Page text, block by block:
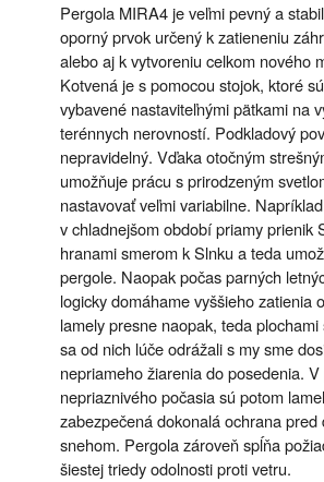
Pergola MIRA4 je veľmi pevný a
oporný prvok určený k zatieneniu
alebo aj k vytvoreniu celkom nového
Kotvená je s pomocou stojok, ktoré
vybavené nastaviteľnými pätkami na
terénnych nerovností. Podkladový
nepravidelný. Vďaka otočným
umožňuje prácu s prirodzeným
nastavovať veľmi variabilne.
v chladnejšom období priamy prienik
hranami smerom k Slnku a teda
pergole. Naopak počas parných
logicky domáhame vyššieho zatienia
lamely presne naopak, teda
sa od nich lúče odrážali s my sme
nepriameho žiarenia do posedenia.
nepriaznivého počasia sú potom
zabezpečená dokonalá ochrana
snehom. Pergola zároveň spĺňa
šiestej triedy odolnosti proti vetru.